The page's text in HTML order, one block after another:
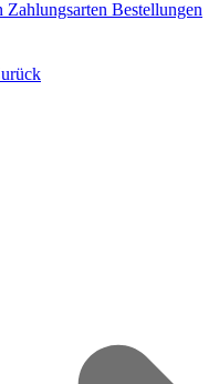
Zahlungsarten Bestellungen